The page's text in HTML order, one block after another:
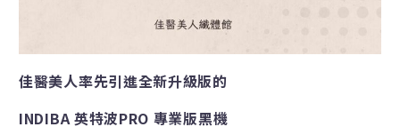
佳醫美人率先引進全新升級版的
INDIBA 英特波PRO 專業版黑機